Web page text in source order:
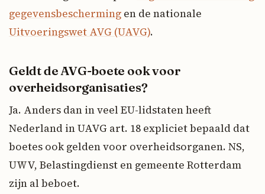
gegevensbescherming en de nationale
Uitvoeringswet AVG (UAVG).
Geldt de AVG-boete ook voor
overheidsorganisaties?
Ja. Anders dan in veel EU-lidstaten heeft
Nederland in UAVG art. 18 expliciet bepaald dat
boetes ook gelden voor overheidsorganen. NS,
UWV, Belastingdienst en gemeente Rotterdam
zijn al beboet.